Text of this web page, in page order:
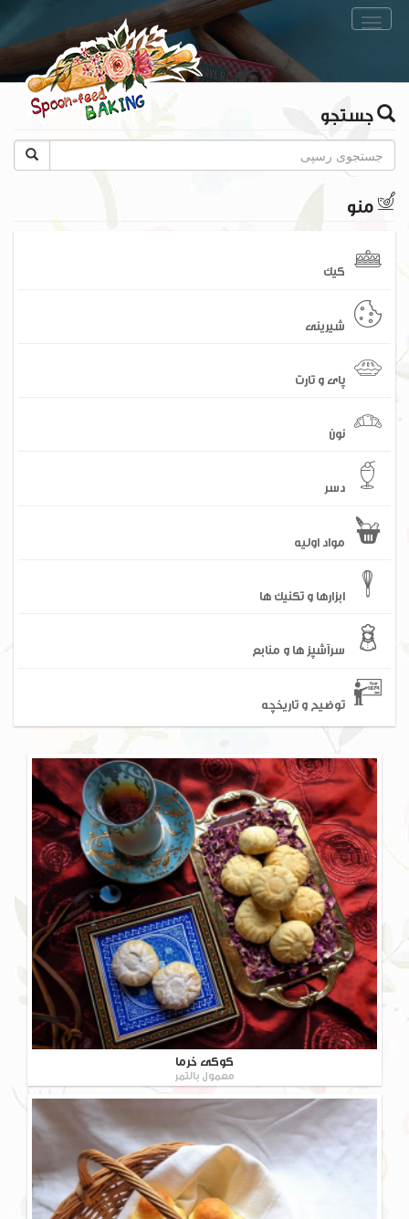
Toggle
جستجو
منو
کیک
شیرینی
پای و تارت
نون
دسر
مواد اولیه
ابزارها و تکنیک ها
سرآشپز ها و منابع
توضیح و تاریخچه
کوکی خرما
معمول بالتمر